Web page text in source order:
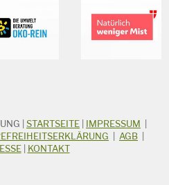
STARTSEITE IMPRESSUM
AGB
| KONTAKT